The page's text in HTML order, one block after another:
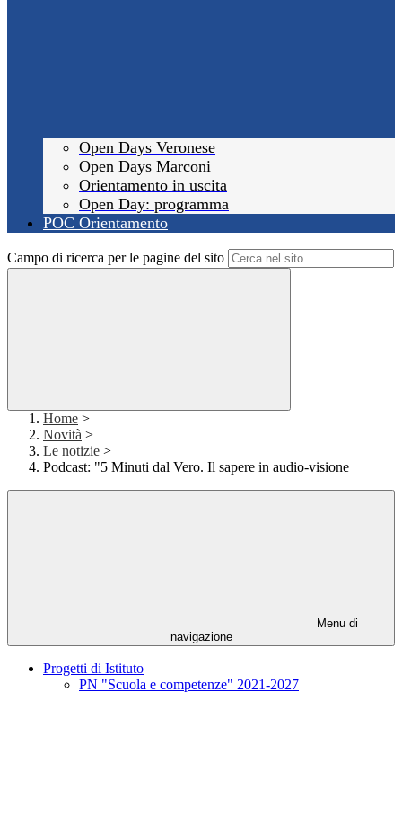
Open Days Veronese
Open Days Marconi
Orientamento in uscita
Open Day: programma
POC Orientamento
Campo di ricerca per le pagine del sito
Home >
Novità >
Le notizie >
Podcast: "5 Minuti dal Vero. Il sapere in audio-visione
Menu di
navigazione
Progetti di Istituto
PN "Scuola e competenze" 2021-2027